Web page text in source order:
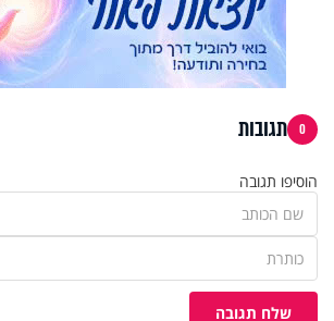
0 תגובות
הוסיפו תגובה
שלח תגובה